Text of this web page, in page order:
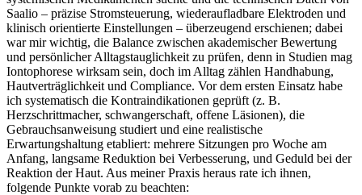
Saalio – präzise ⁣Stromsteuerung, wiederaufladbare Elektroden ​und
klinisch orientierte Einstellungen⁣ – überzeugend erschienen; dabei
war mir wichtig,‍ die Balance zwischen akademischer​ Bewertung
und persönlicher⁤ Alltagstauglichkeit zu prüfen, denn⁣ in‌ Studien ⁢mag
Iontophorese wirksam sein, ⁢doch im Alltag zählen⁣ Handhabung,
Hautverträglichkeit und ‌Compliance. Vor dem ersten Einsatz habe
ich systematisch die Kontraindikationen geprüft (z. B.
Herzschrittmacher, schwangerschaft, ⁣offene Läsionen), die
Gebrauchsanweisung studiert und​ eine realistische
Erwartungshaltung etabliert: ⁢mehrere Sitzungen pro Woche​ am​
Anfang, langsame Reduktion bei Verbesserung, und Geduld bei der ​
Reaktion der Haut. Aus meiner Praxis heraus rate ich ihnen,
folgende Punkte vorab zu beachten: